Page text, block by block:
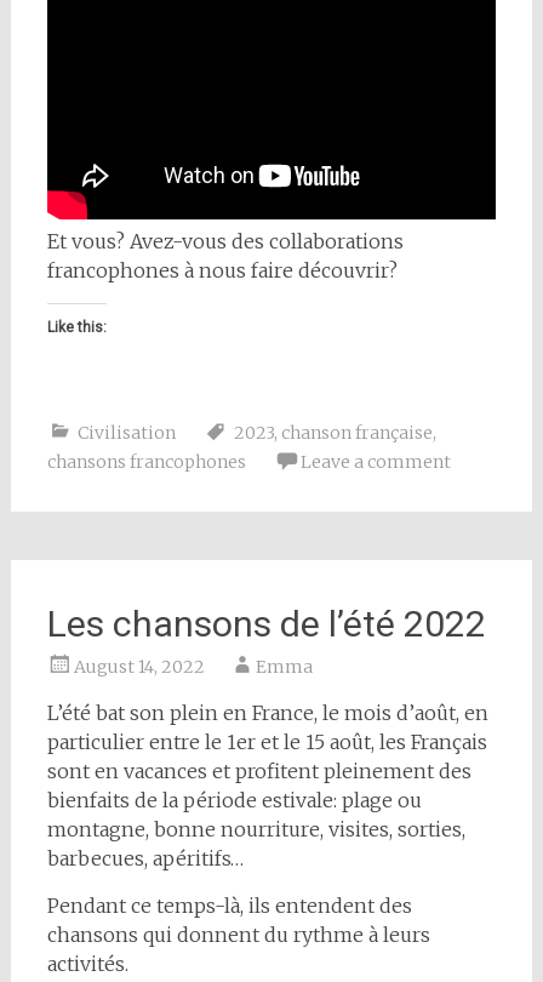
Et vous? Avez-vous des collaborations
francophones à nous faire découvrir?
Like this:
Civilisation 2023, chanson française,
chansons francophones
Leave a comment
Les chansons de l’été 2022
August 14, 2022 Emma
L’été bat son plein en France, le mois d’août, en
particulier entre le 1er et le 15 août, les Français
sont en vacances et profitent pleinement des
bienfaits de la période estivale: plage ou
montagne, bonne nourriture, visites, sorties,
barbecues, apéritifs…
Pendant ce temps-là, ils entendent des
chansons qui donnent du rythme à leurs
activités.